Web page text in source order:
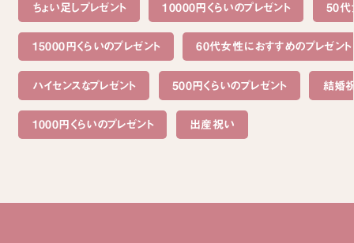
ちょい足しプレゼント 10000円くらいのプレゼント 50代
15000円くらいのプレゼント 60代女性におすすめのプレゼント
ハイセンスなプレゼント 500円くらいのプレゼント 結婚
1000円くらいのプレゼント 出産祝い